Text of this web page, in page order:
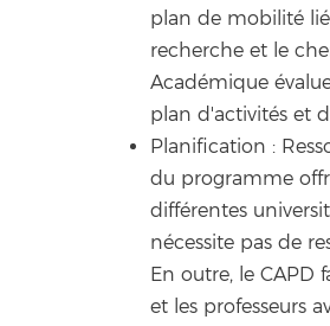
plan de mobilité
recherche et le
Académique
plan d'activités et
Planification :
du programme
différentes
nécessite pas de
En outre, le CAPD
et les professeurs